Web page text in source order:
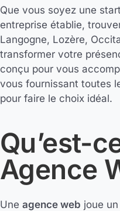
Que vous soyez une
entreprise établie,
Langogne, Lozère,
transformer votre
conçu pour vous
vous fournissant toutes
pour faire le choix idéal.
Qu’est-
Agence
Une agence web joue